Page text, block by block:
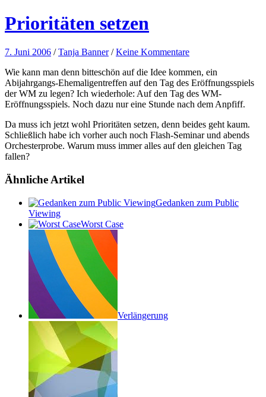
Prioritäten setzen
7. Juni 2006 /Tanja Banner /Keine Kommentare
Wie kann man denn bitteschön auf die Idee kommen, ein
Abijahrgangs-Ehemaligentreffen auf den Tag des Eröffnungsspiels
der WM zu legen? Ich wiederhole: Auf den Tag des WM-
Eröffnungsspiels. Noch dazu nur eine Stunde nach dem Anpfiff.
Da muss ich jetzt wohl Prioritäten setzen, denn beides geht kaum.
Schließlich habe ich vorher auch noch Flash-Seminar und abends
Orchesterprobe. Warum muss immer alles auf den gleichen Tag
fallen?
Ähnliche Artikel
Gedanken zum Public
Viewing
Worst Case
Verlängerung